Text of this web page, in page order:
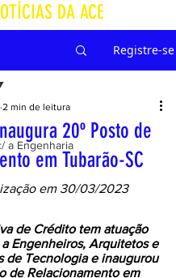
DA ACE
Registre-se
a Engenharia
20º Posto de
em Tubarão-SC
2 min de leitura
em 30/03/2023
de Crédito tem atuação
Engenheiros, Arquitetos e
de Tecnologia e inaugurou
de Relacionamento em